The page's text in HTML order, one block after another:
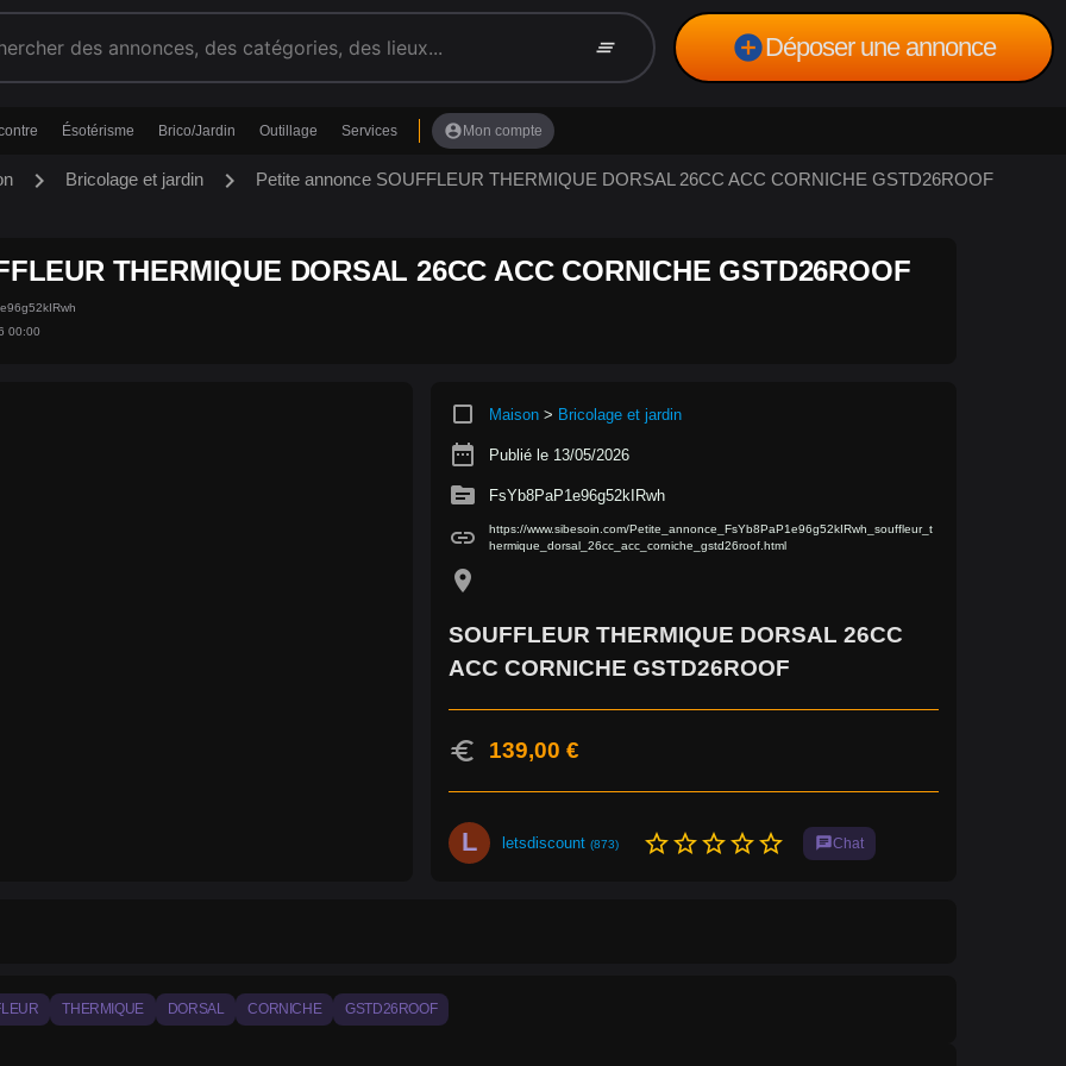
clear_all add_circleDéposer une annonce
Ésotérisme Brico/Jardin Outillage Services account_circle Mon compte
chevron_right Bricolage et jardin chevron_right Petite annonce SOUFFLEUR THERMIQUE DORSAL 26CC ACC CORNICHE GSTD26ROOF
THERMIQUE DORSAL 26CC ACC CORNICHE GSTD26ROOF
00:00
crop_square Maison> Bricolage et jardin
date_range Publié le 13/05/2026
source FsYb8PaP1e96g52kIRwh
link
https://www.sibesoin.com/Petite_annonce_FsYb8PaP1e96g52kIRwh_souffleur_t
hermique_dorsal_26cc_acc_corniche_gstd26roof.html
location_on
SOUFFLEUR THERMIQUE DORSAL 26CC
ACC CORNICHE GSTD26ROOF
euro 139,00 €
L letsdiscount (873) star_borderstar_borderstar_borderstar_borderstar_border chatChat
THERMIQUE DORSAL CORNICHE GSTD26ROOF